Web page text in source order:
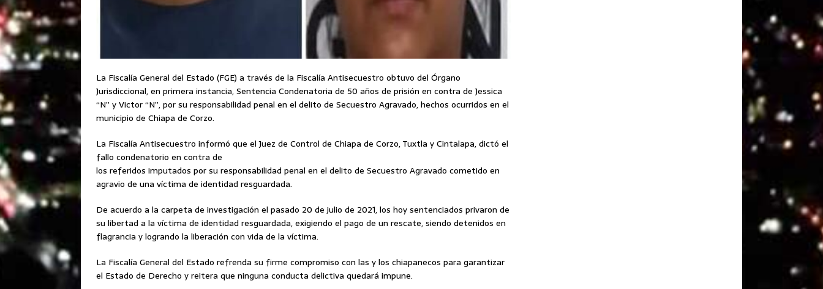
La Fiscalía General del Estado (FGE) a través de la Fiscalía Antisecuestro obtuvo del Órgano
Jurisdiccional, en primera instancia, Sentencia Condenatoria de 50 años de prisión en contra de Jessica
“N” y Victor “N”, por su responsabilidad penal en el delito de Secuestro Agravado, hechos ocurridos en el
municipio de Chiapa de Corzo.
La Fiscalía Antisecuestro informó que el Juez de Control de Chiapa de Corzo, Tuxtla y Cintalapa, dictó el
fallo condenatorio en contra de
los referidos imputados por su responsabilidad penal en el delito de Secuestro Agravado cometido en
agravio de una víctima de identidad resguardada.
De acuerdo a la carpeta de investigación el pasado 20 de julio de 2021, los hoy sentenciados privaron de
su libertad a la víctima de identidad resguardada, exigiendo el pago de un rescate, siendo detenidos en
flagrancia y logrando la liberación con vida de la víctima.
La Fiscalía General del Estado refrenda su firme compromiso con las y los chiapanecos para garantizar
el Estado de Derecho y reitera que ninguna conducta delictiva quedará impune.